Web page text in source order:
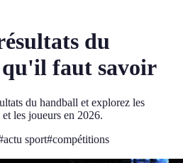
du
faut savoir
du handball et explorez les
les joueurs en 2026.
actu sport#compétitions